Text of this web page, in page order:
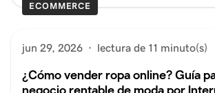
ECOMMERCE
jun 29, 2026 · lectura de 11 minuto(s)
¿Cómo vender ropa online? Guía
negocio rentable de moda por